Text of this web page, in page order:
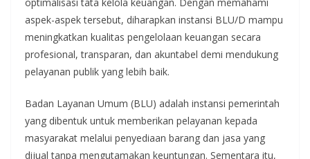
aspek-aspek tersebut, diharapkan instansi BLU/D mampu
meningkatkan kualitas pengelolaan keuangan secara
profesional, transparan, dan akuntabel demi mendukung
pelayanan publik yang lebih baik.
Badan Layanan Umum (BLU) adalah instansi pemerintah
yang dibentuk untuk memberikan pelayanan kepada
masyarakat melalui penyediaan barang dan jasa yang
dijual tanpa mengutamakan keuntungan. Sementara itu,